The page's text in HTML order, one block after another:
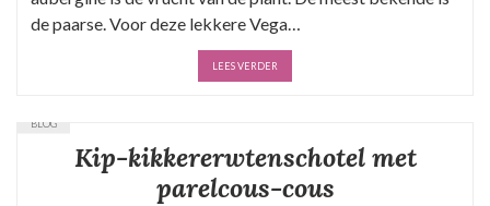
de paarse. Voor deze lekkere Vega…
LEES VERDER
BLOG
Kip-kikkererwtenschotel met
parelcous-cous